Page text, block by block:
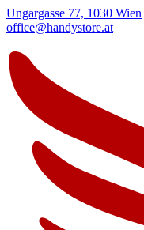
Ungargasse 77, 1030 Wien
office@handystore.at